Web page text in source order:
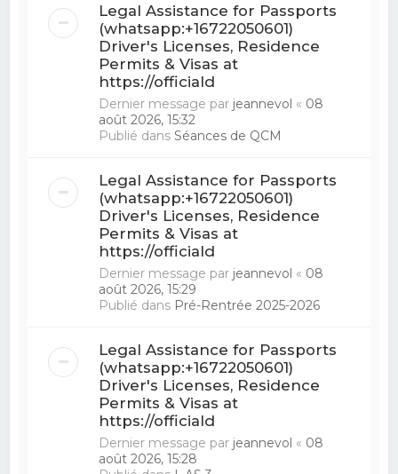
Legal Assistance for Passports
(whatsapp:+16722050601)
Driver's Licenses, Residence
Permits & Visas at
https://officiald
Dernier message par jeannevol « 08
août 2026, 15:32
Publié dansSéances de QCM
Legal Assistance for Passports
(whatsapp:+16722050601)
Driver's Licenses, Residence
Permits & Visas at
https://officiald
Dernier message par jeannevol « 08
août 2026, 15:29
Publié dans Pré-Rentrée 2025-2026
Legal Assistance for Passports
(whatsapp:+16722050601)
Driver's Licenses, Residence
Permits & Visas at
https://officiald
Dernier message par jeannevol « 08
août 2026, 15:28